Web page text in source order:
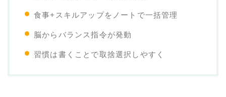
食事+スキルアップをノートで一括管理
脳からバランス指令が発動
習慣は書くことで取捨選択しやすく